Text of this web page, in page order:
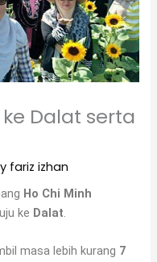
Dalat serta
fariz izhan
Ho Chi Minh
ke Dalat.
masa lebih kurang 7